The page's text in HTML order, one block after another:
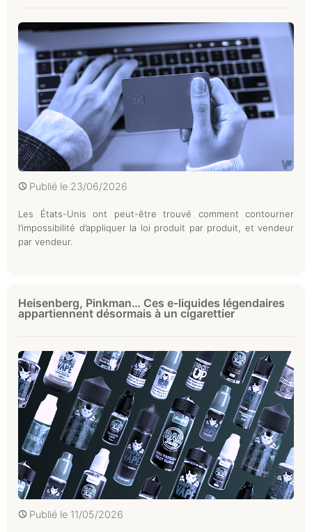
Publié le 23/06/2026
Les États-Unis ont peut-être trouvé comment contourner
l’impossibilité d’appliquer la loi produit par produit, et vendeur
par vendeur.
Heisenberg, Pinkman… Ces e-liquides légendaires
appartiennent désormais à un cigarettier
Publié le 11/05/2026